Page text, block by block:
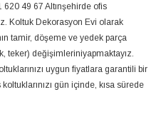
620 49 67 Altınşehirde ofis
Koltuk Dekorasyon Evi olarak
tamir, döşeme ve yedek parça
teker) değişimleriniyapmaktayız.
uygun fiyatlara garantili bir
gün içinde, kısa sürede